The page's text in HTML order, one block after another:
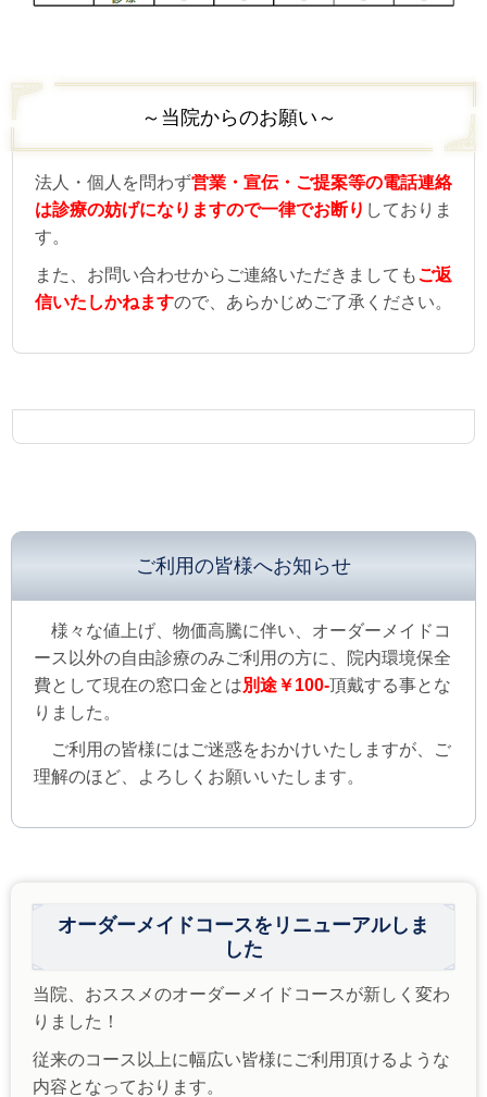
～当院からのお願い～
法人・個人を問わず営業・宣伝・ご提案等の電話連絡
は診療の妨げになりますので一律でお断り しておりま
す。
また、お問い合わせからご連絡いただきましてもご返
信いたしかねますので、あらかじめご了承ください。
ご利用の皆様へお知らせ
様々な値上げ、物価高騰に伴い、オーダーメイドコ
ース以外の自由診療のみご利用の方に、院内環境保全
費として現在の窓口金とは別途￥100-頂戴する事とな
りました。
ご利用の皆様にはご迷惑をおかけいたしますが、ご
理解のほど、よろしくお願いいたします。
オーダーメイドコースをリニューアルしま
した
当院、おススメのオーダーメイドコースが新しく変わ
りました！
従来のコース以上に幅広い皆様にご利用頂けるような
内容となっております。